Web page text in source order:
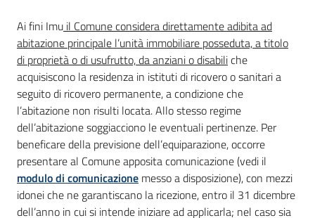
PNRR
PagoPA
Tutti
gli
argomenti...
Ai fini Imu il Comune considera direttamente adibita ad
abitazione principale l’unità immobiliare posseduta, a titolo
di proprietà o di usufrutto, da anziani o disabiliche
acquisiscono la residenza in istituti di ricovero o sanitari a
seguito di ricovero permanente, a condizione che
l’abitazione non risulti locata. Allo stesso regime
dell’abitazione soggiacciono le eventuali pertinenze. Per
beneficare della previsione dell’equiparazione, occorre
presentare al Comune apposita comunicazione (vedi il
modulo di comunicazione messo a disposizione), con mezzi
idonei che ne garantiscano la ricezione, entro il 31 dicembre
dell’anno in cui si intende iniziare ad applicarla; nel caso sia